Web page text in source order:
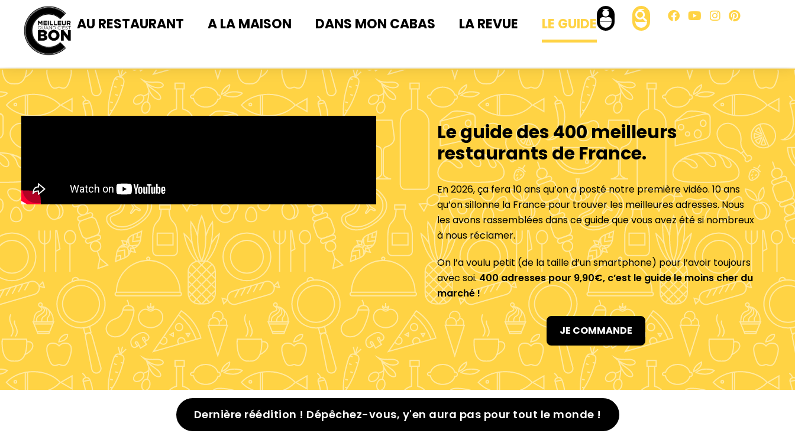
AU RESTAURANT A LA MAISON DANS MON CABAS LA REVUE LE GUIDE
Le guide des 400 meilleurs
restaurants de France.
En 2026, ça fera 10 ans qu’on a posté notre première vidéo. 10 ans
qu’on sillonne la France pour trouver les meilleures adresses. Nous
les avons rassemblées dans ce guide que vous avez été si nombreux
à nous réclamer.
On l’a voulu petit (de la taille d’un smartphone) pour l’avoir toujours
avec soi.400 adresses pour 9,90€, c’est le guide le moins cher du
marché !
JE COMMANDE
Dernière réédition ! Dépêchez-vous, y'en aura pas pour tout le monde !